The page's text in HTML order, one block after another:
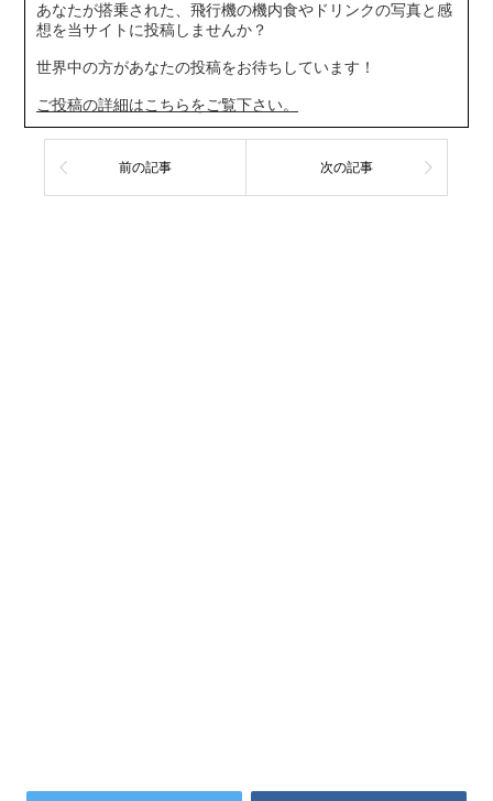
あなたが搭乗された、飛行機の機内食やドリンクの写真と感
想を当サイトに投稿しませんか？
世界中の方があなたの投稿をお待ちしています！
ご投稿の詳細はこちらをご覧下さい。
前の記事 次の記事